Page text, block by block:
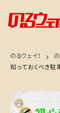
のるウェイ！
知っておくべき